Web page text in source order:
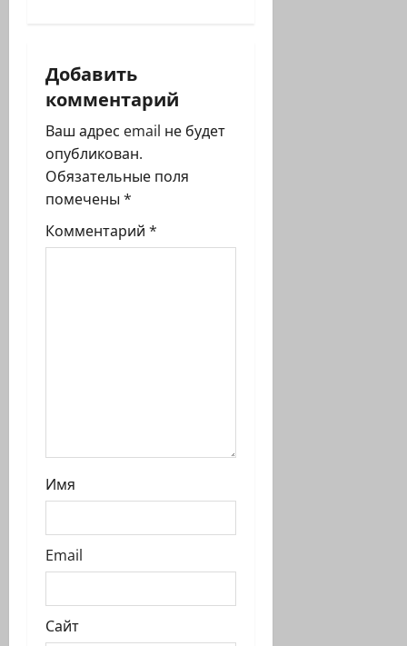
я
з
а
п
и
Добавить
комментарий
Ваш адрес email не будет
опубликован.
Обязательные поля
помечены *
Комментарий *
Имя
Email
Сайт